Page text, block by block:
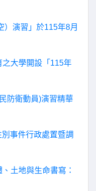
）演習」於115年8月
大學開設「115年
防衛動員)演習精華
事件行政處置暨調
土地與生命書寫：